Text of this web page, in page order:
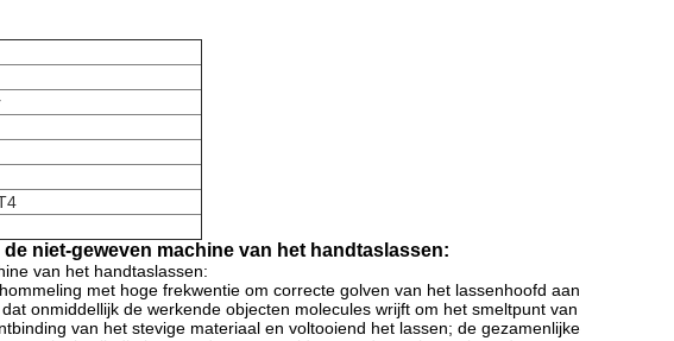
niet-geweven machine van het handtaslassen:
van het handtaslassen:
met hoge frekwentie om correcte golven van het lassenhoofd aan
onmiddellijk de werkende objecten molecules wrijft om het smeltpunt van
van het stevige materiaal en voltooiend het lassen; de gezamenlijke